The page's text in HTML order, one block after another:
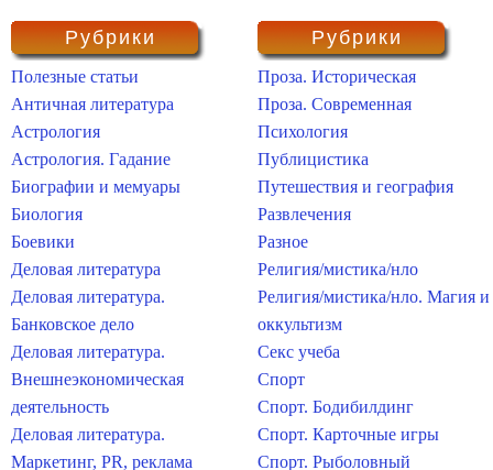
Рубрики
Полезные статьи
Античная литература
Астрология
Астрология. Гадание
Биографии и мемуары
Биология
Боевики
Деловая литература
Деловая литература.
Банковское дело
Деловая литература.
Внешнеэкономическая
деятельность
Деловая литература.
Маркетинг, PR, реклама
Рубрики
Проза. Историческая
Проза. Современная
Психология
Публицистика
Путешествия и география
Развлечения
Разное
Религия/мистика/нло
Религия/мистика/нло. Магия и
оккультизм
Секс учеба
Спорт
Спорт. Бодибилдинг
Спорт. Карточные игры
Спорт. Рыболовный